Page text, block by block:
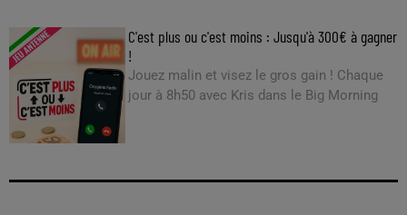
C'est plus ou c'est moins : Jusqu'à 300€ à gagner
!
Jouez malin et visez le gros gain ! Chaque
jour à 8h50 avec Kris dans le Big Morning